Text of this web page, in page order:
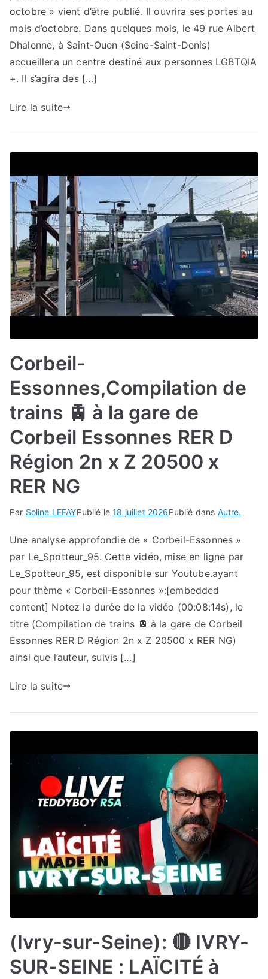
octobre » vient d’être publié. Il ouvrira ses portes au
mois d’octobre. Dans quelques mois, le 49 rue Albert
Dhalenne, à Saint-Ouen (Seine-Saint-Denis)
accueillera un centre destiné aux personnes LGBTQIA
+. Il s’agira des […]
Lire la suite
Corbeil-
Essonnes,Compilation de
trains 🚊 à la gare de
Corbeil Essonnes RER D
Région 2n x Z 20500 x
RER NG
Par Soline LEFAYPublié le18 juillet 2026Publié dans Autre.
Une analyse approfondie de « Corbeil-Essonnes »
par Le_Spotteur_95. Cette vidéo, mise en ligne par
Le_Spotteur_95, est disponible sur Youtube.ayant
pour thème « Corbeil-Essonnes »:[embedded
content] Notez la durée de la vidéo (00:08:14s), le
titre (Compilation de trains 🚊 à la gare de Corbeil
Essonnes RER D Région 2n x Z 20500 x RER NG)
ainsi que l’auteur, suivis […]
Lire la suite
(Ivry-sur-Seine): 🔴 IVRY-
SUR-SEINE : LAÏCITÉ à